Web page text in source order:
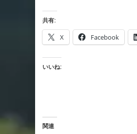
共有:
X Facebook
いいね:
関連